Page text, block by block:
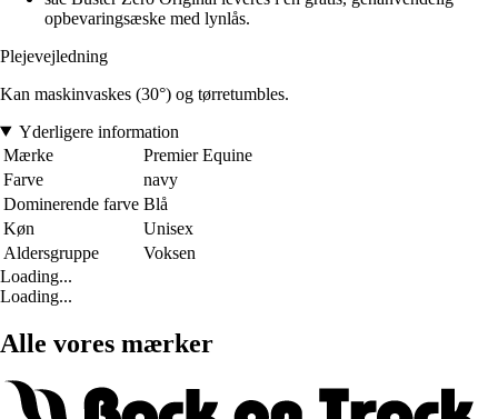
opbevaringsæske med lynlås.
Plejevejledning
Kan maskinvaskes (30°) og tørretumbles.
Yderligere information
Mærke
Premier Equine
Farve
navy
Dominerende farve Blå
Køn
Unisex
Aldersgruppe
Voksen
Loading...
Loading...
Alle vores mærker